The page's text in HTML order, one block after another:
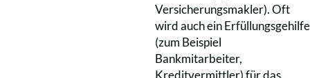
Versicherungsmakler). Oft
wird auch ein Erfüllungsgehilfe
(zum Beispiel
Bankmitarbeiter,
Kreditvermittler) für das